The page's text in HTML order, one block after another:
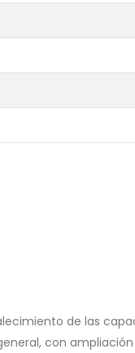
de las
con ampliación